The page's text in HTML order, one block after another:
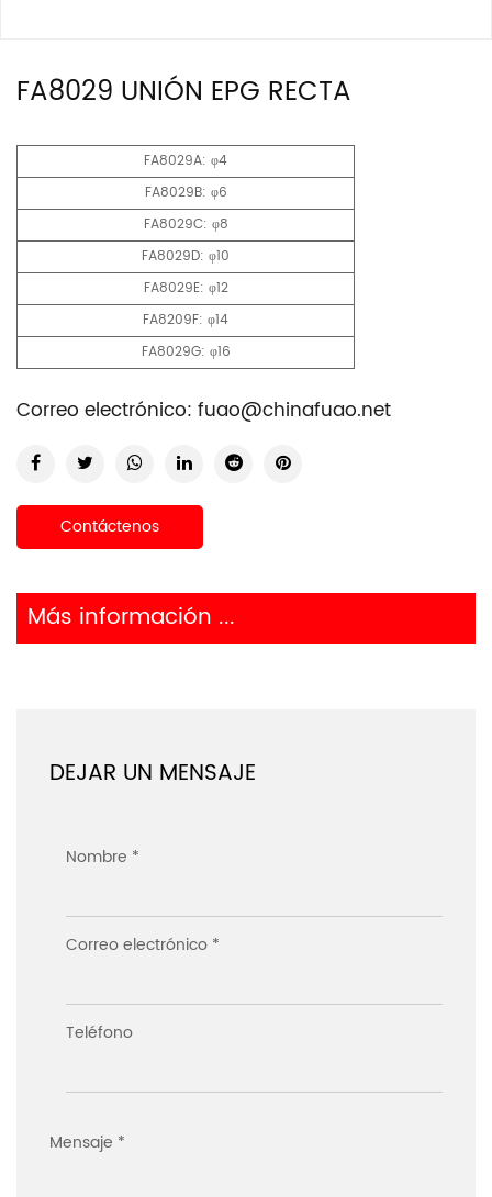
FA8029 UNIÓN EPG RECTA
FA8029A: φ4
FA8029B: φ6
FA8029C: φ8
FA8029D: φ10
FA8029E: φ12
FA8209F: φ14
FA8029G: φ16
Correo electrónico: fuao@chinafuao.net
Contáctenos
Más información ...
DEJAR UN MENSAJE
Nombre *
Correo electrónico *
Teléfono
Mensaje *